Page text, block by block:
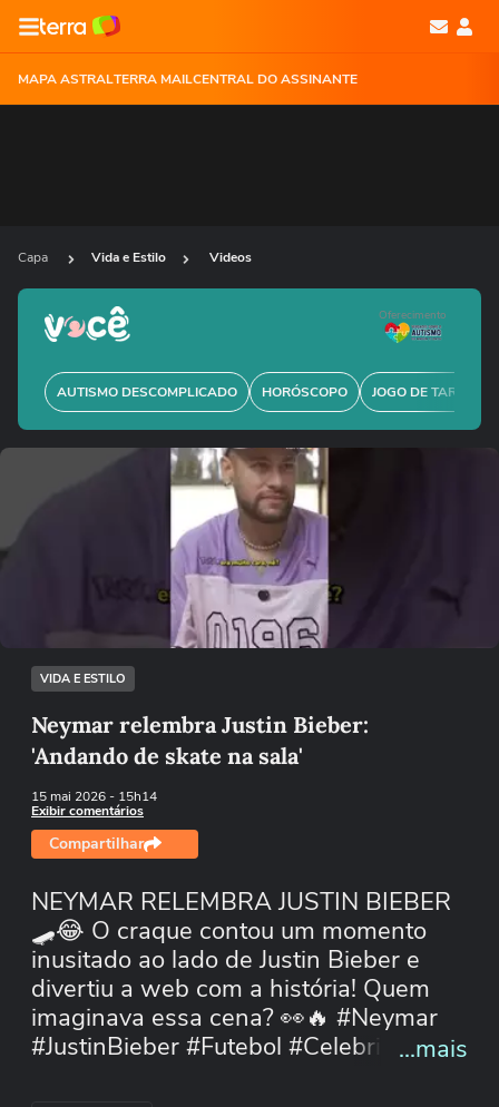
MAPA ASTRALTERRA MAILCENTRAL DO ASSINANTE
Capa Vida e Estilo Videos
AUTISMO DESCOMPLICADO HORÓSCOPO JOGO DE TARÔ
Oferecimento
Não foi possível reproduzir o vídeo
Tentar novamente
VIDA E ESTILO
Neymar relembra Justin Bieber:
'Andando de skate na sala'
15 mai 2026- 15h14
Exibir comentários
Compartilhar
NEYMAR RELEMBRA JUSTIN BIEBER
🛹😂 O craque contou um momento
inusitado ao lado de Justin Bieber e
divertiu a web com a história! Quem
imaginava essa cena? 👀🔥 #Neymar
#JustinBieber #Futebol #Celebridades
...mais